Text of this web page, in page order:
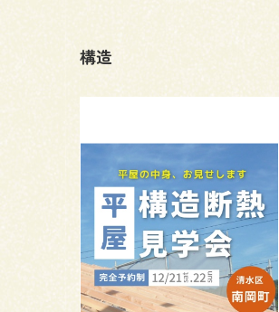
構造